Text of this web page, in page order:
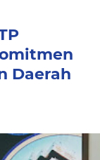
Daerah